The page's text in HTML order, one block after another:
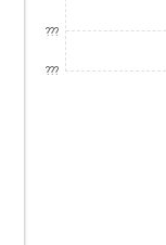
???
???